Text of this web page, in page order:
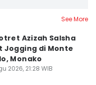
See More
Azizah Salsha
Jogging di Monte
Monako
2026, 21:28 WIB